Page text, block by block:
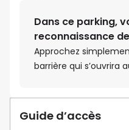
Dans ce parking,
reconnaissance
Approchez
barrière qui s’ouvrira
Guide d’accès